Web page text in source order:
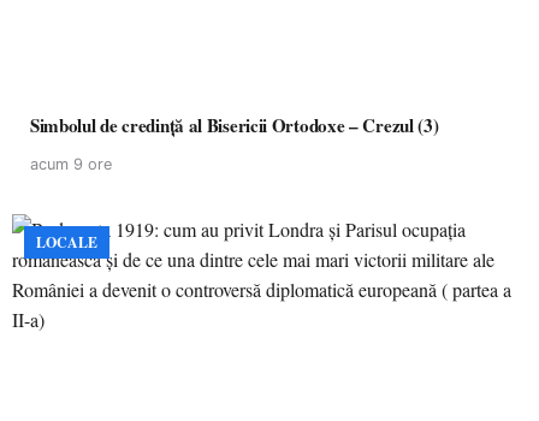
Simbolul de credinţă al Bisericii Ortodoxe – Crezul (3)
acum 9 ore
LOCALE